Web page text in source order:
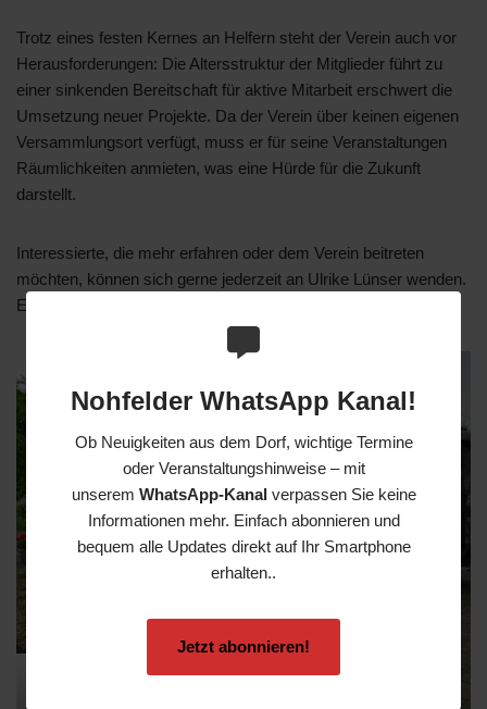
Nohfelder WhatsApp Kanal!
Ob Neuigkeiten aus dem Dorf, wichtige Termine
oder Veranstaltungshinweise – mit
unserem WhatsApp-Kanalverpassen Sie keine
Informationen mehr. Einfach abonnieren und
bequem alle Updates direkt auf Ihr Smartphone
erhalten..
Jetzt abonnieren!
Trotz eines festen Kernes an Helfern steht der Verein auch vor
Herausforderungen: Die Altersstruktur der Mitglieder führt zu
einer sinkenden Bereitschaft für aktive Mitarbeit erschwert die
Umsetzung neuer Projekte. Da der Verein über keinen eigenen
Versammlungsort verfügt, muss er für seine Veranstaltungen
Räumlichkeiten anmieten, was eine Hürde für die Zukunft
darstellt.
Interessierte, die mehr erfahren oder dem Verein beitreten
möchten, können sich gerne jederzeit an Ulrike Lünser wenden.
Ein Beitrittsformular finden Sie hier.
Bepflanzung in der